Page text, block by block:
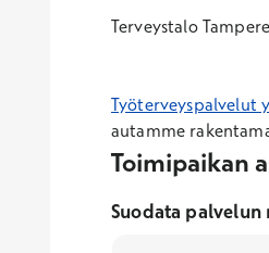
Terveystalo
Työterveyspalvelut
autamme
Toimipaikan
Suodata palvelun